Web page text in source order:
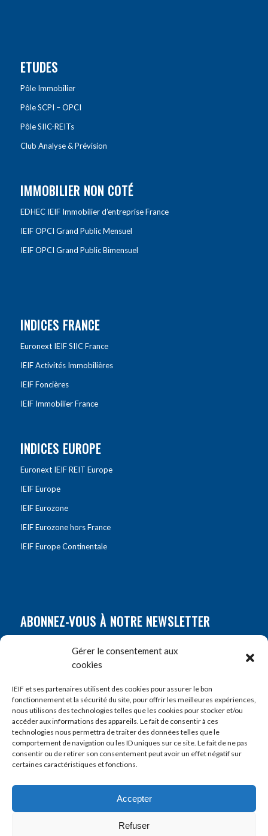
Gérer le consentement aux
cookies
IEIF et ses partenaires utilisent des cookies pour assurer le bon
fonctionnement et la sécurité du site, pour offrir les meilleures expériences,
nous utilisons des technologies telles que les cookies pour stocker et/ou
accéder aux informations des appareils. Le fait de consentir à ces
technologies nous permettra de traiter des données telles que le
comportement de navigation ou les ID uniques sur ce site. Le fait de ne pas
consentir ou de retirer son consentement peut avoir un effet négatif sur
certaines caractéristiques et fonctions.
Accepter
Refuser
ETUDES
Pôle Immobilier
Pôle SCPI – OPCI
Pôle SIIC-REITs
Club Analyse & Prévision
IMMOBILIER NON COTÉ
EDHEC IEIF Immobilier d’entreprise France
IEIF OPCI Grand Public Mensuel
IEIF OPCI Grand Public Bimensuel
INDICES FRANCE
Euronext IEIF SIIC France
IEIF Activités Immobilières
IEIF Foncières
IEIF Immobilier France
INDICES EUROPE
Euronext IEIF REIT Europe
IEIF Europe
IEIF Eurozone
IEIF Eurozone hors France
IEIF Europe Continentale
ABONNEZ-VOUS À NOTRE NEWSLETTER
Prénom*
E-mail*